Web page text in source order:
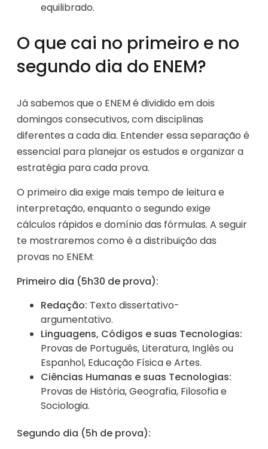
equilibrado.
O que cai no primeiro e no
segundo dia do ENEM?
Já sabemos que o ENEM é dividido em dois
domingos consecutivos, com disciplinas
diferentes a cada dia. Entender essa separação é
essencial para planejar os estudos e organizar a
estratégia para cada prova.
O primeiro dia exige mais tempo de leitura e
interpretação, enquanto o segundo exige
cálculos rápidos e domínio das fórmulas. A seguir
te mostraremos como é a distribuição das
provas no ENEM:
Primeiro dia (5h30 de prova):
Redação: Texto dissertativo-
argumentativo.
Linguagens, Códigos e suas Tecnologias:
Provas de Português, Literatura, Inglês ou
Espanhol, Educação Física e Artes.
Ciências Humanas e suas Tecnologias:
Provas de História, Geografia, Filosofia e
Sociologia.
Segundo dia (5h de prova):